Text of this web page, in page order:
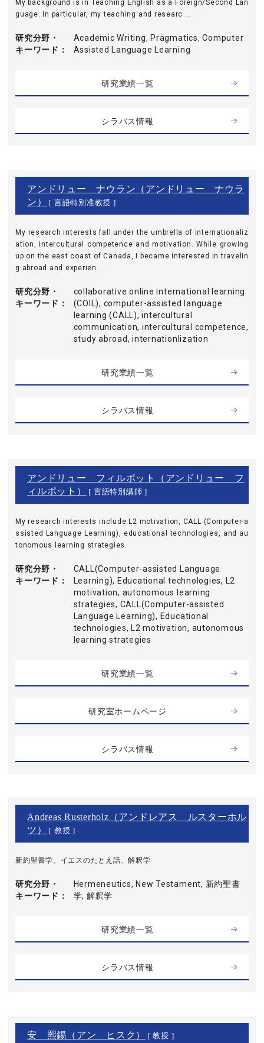
My background is in Teaching English as a Foreign/Second Lan
guage. In particular, my teaching and researc ...
研究分野・
キーワード
Academic Writing, Pragmatics, Computer
Assisted Language Learning
研究業績一覧
シラバス情報
アンドリュー ナウラン（アンドリュー ナウラ
ン）
[ 言語特別准教授 ]
My research interests fall under the umbrella of internationaliz
ation, intercultural competence and motivation. While growing
up on the east coast of Canada, I became interested in travelin
g abroad and experien ...
研究分野・
キーワード
collaborative online international learning
(COIL), computer-assisted language
learning (CALL), intercultural
communication, intercultural competence,
study abroad, internationlization
研究業績一覧
シラバス情報
アンドリュー フィルポット（アンドリュー フ
ィルポット）
[ 言語特別講師 ]
My research interests include L2 motivation, CALL (Computer-a
ssisted Language Learning), educational technologies, and au
tonomous learning strategies.
研究分野・
キーワード
CALL(Computer-assisted Language
Learning), Educational technologies, L2
motivation, autonomous learning
strategies, CALL(Computer-assisted
Language Learning), Educational
technologies, L2 motivation, autonomous
learning strategies
研究業績一覧
研究室ホームページ
シラバス情報
Andreas Rusterholz（アンドレアス ルスターホル
ツ）
[ 教授 ]
新約聖書学、イエスのたとえ話、解釈学
研究分野・
キーワード
Hermeneutics, New Testament, 新約聖書
学, 解釈学
研究業績一覧
シラバス情報
安 熙錫（アン ヒスク） [ 教授 ]